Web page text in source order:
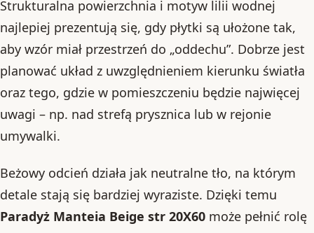
Strukturalna powierzchnia i motyw lilii wodnej
najlepiej prezentują się, gdy płytki są ułożone tak,
aby wzór miał przestrzeń do „oddechu”. Dobrze jest
planować układ z uwzględnieniem kierunku światła
oraz tego, gdzie w pomieszczeniu będzie najwięcej
uwagi – np. nad strefą prysznica lub w rejonie
umywalki.
Beżowy odcień działa jak neutralne tło, na którym
detale stają się bardziej wyraziste. Dzięki temu
Paradyż Manteia Beige str 20X60 może pełnić rolę